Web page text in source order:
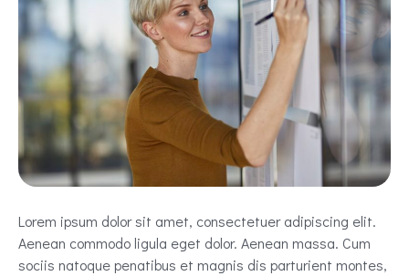
Lorem ipsum dolor sit amet, consectetuer adipiscing elit.
Aenean commodo ligula eget dolor. Aenean massa. Cum
sociis natoque penatibus et magnis dis parturient montes,